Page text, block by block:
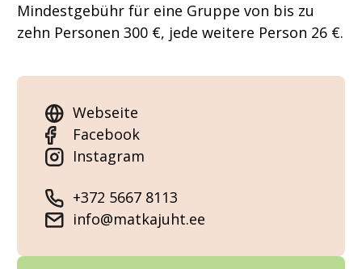
Mindestgebühr für eine Gruppe von bis zu
zehn Personen 300 €, jede weitere Person 26 €.
Webseite
Facebook
Instagram
+372 5667 8113
info@matkajuht.ee